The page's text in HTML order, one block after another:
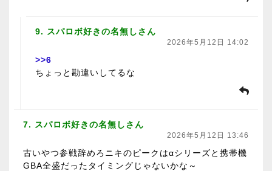
9. スパロボ好きの名無しさん
2026年5月12日 14:02
>>6
ちょっと勘違いしてるな
7. スパロボ好きの名無しさん
2026年5月12日 13:46
古いやつ参戦辞めろニキのピークはαシリーズと携帯機
GBA全盛だったタイミングじゃないかな～